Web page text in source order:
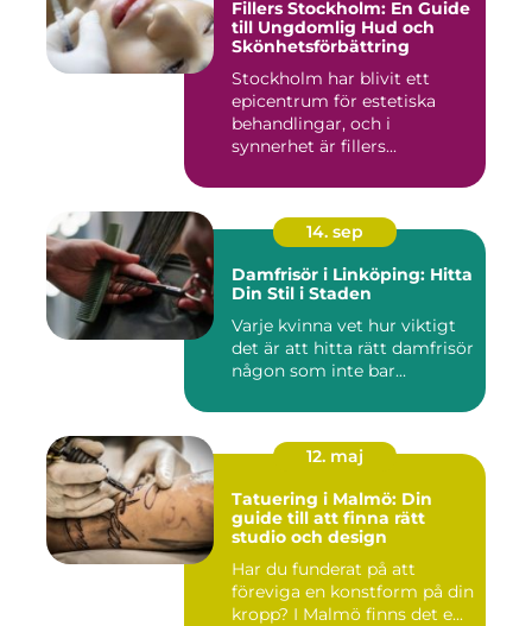
Fillers Stockholm: En Guide
till Ungdomlig Hud och
Skönhetsförbättring
Stockholm har blivit ett
epicentrum för estetiska
behandlingar, och i
synnerhet är fillers...
14. sep
Damfrisör i Linköping: Hitta
Din Stil i Staden
Varje kvinna vet hur viktigt
det är att hitta rätt damfrisör
någon som inte bar...
12. maj
Tatuering i Malmö: Din
guide till att finna rätt
studio och design
Har du funderat på att
föreviga en konstform på din
kropp? I Malmö finns det e...